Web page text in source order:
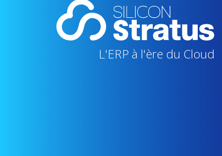
L'ERP à l'ère du Cloud